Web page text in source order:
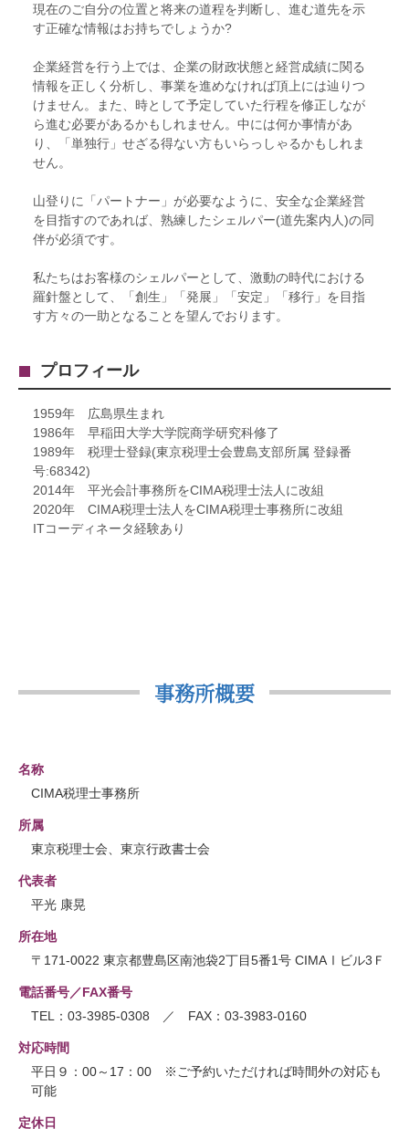
現在のご自分の位置と将来の道程を判断し、進む道先を示
す正確な情報はお持ちでしょうか?
企業経営を行う上では、企業の財政状態と経営成績に関る
情報を正しく分析し、事業を進めなければ頂上には辿りつ
けません。また、時として予定していた行程を修正しなが
ら進む必要があるかもしれません。中には何か事情があ
り、「単独行」せざる得ない方もいらっしゃるかもしれま
せん。
山登りに「パートナー」が必要なように、安全な企業経営
を目指すのであれば、熟練したシェルパー(道先案内人)の同
伴が必須です。
私たちはお客様のシェルパーとして、激動の時代における
羅針盤として、「創生」「発展」「安定」「移行」を目指
す方々の一助となることを望んでおります。
プロフィール
1959年 広島県生まれ
1986年 早稲田大学大学院商学研究科修了
1989年 税理士登録(東京税理士会豊島支部所属 登録番
号:68342)
2014年 平光会計事務所をCIMA税理士法人に改組
2020年 CIMA税理士法人をCIMA税理士事務所に改組
ITコーディネータ経験あり
事務所概要
名称
CIMA税理士事務所
所属
東京税理士会、東京行政書士会
代表者
平光 康晃
所在地
〒171-0022 東京都豊島区南池袋2丁目5番1号 CIMAⅠビル3Ｆ
電話番号／FAX番号
TEL：03-3985-0308 ／ FAX：03-3983-0160
対応時間
平日９：00～17：00 ※ご予約いただければ時間外の対応も
可能
定休日